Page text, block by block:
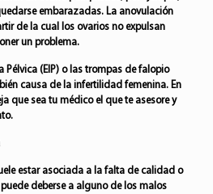
embarazadas. La anovulación
de la cual los ovarios no expulsan
un problema.
Pélvica (EIP)o las trompas de falopio
causa de la infertilidad femenina. En
que sea tu médico el que te asesore y
estar asociada a la falta de calidad o
deberse a alguno de los malos